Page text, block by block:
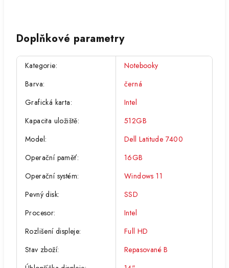
Doplňkové parametry
Kategorie:
Notebooky
Barva:
černá
Grafická karta:
Intel
Kapacita uložiště:
512GB
Model:
Dell Latitude 7400
Operační paměť:
16GB
Operační systém:
Windows 11
Pevný disk:
SSD
Procesor:
Intel
Rozlišení displeje:
Full HD
Stav zboží:
Repasované B